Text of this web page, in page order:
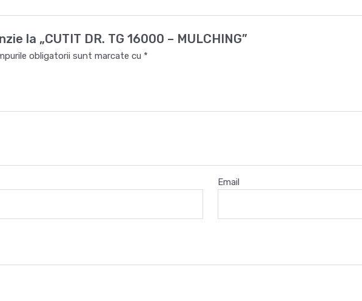
la „CUTIT DR. TG 16000 – MULCHING”
obligatorii sunt marcate cu *
Email